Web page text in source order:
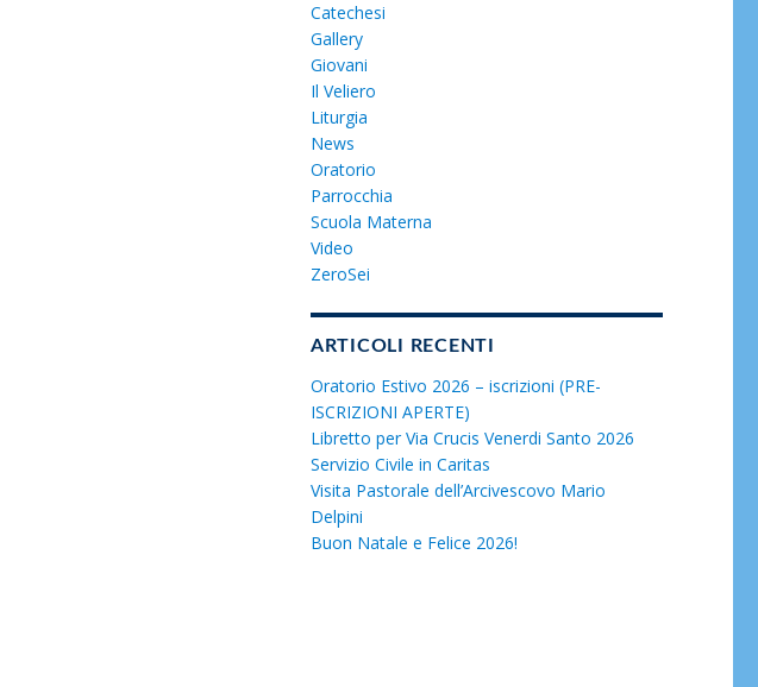
Catechesi
Gallery
Giovani
Il Veliero
Liturgia
News
Oratorio
Parrocchia
Scuola Materna
Video
ZeroSei
ARTICOLI RECENTI
Oratorio Estivo 2026 – iscrizioni (PRE-
ISCRIZIONI APERTE)
Libretto per Via Crucis Venerdi Santo 2026
Servizio Civile in Caritas
Visita Pastorale dell’Arcivescovo Mario
Delpini
Buon Natale e Felice 2026!